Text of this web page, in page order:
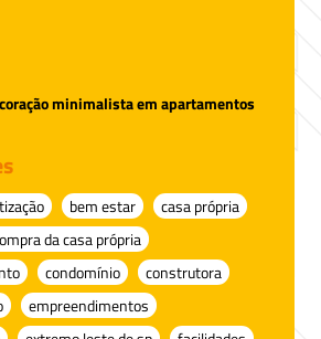
minimalista em apartamentos
bem estar
casa própria
da casa própria
condomínio
construtora
empreendimentos